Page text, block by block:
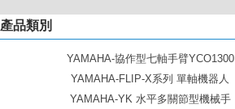
產品類別
YAMAHA-協作型七軸手臂YCO1300
YAMAHA-FLIP-X系列 單軸機器人
YAMAHA-YK 水平多關節型機械手